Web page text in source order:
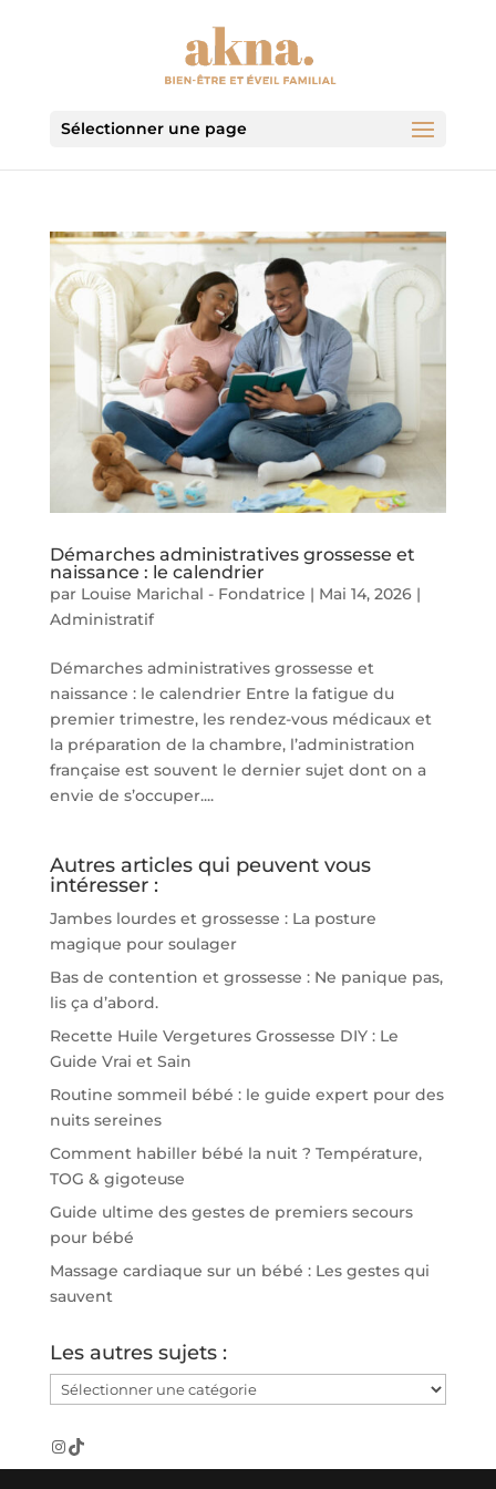
Sélectionner une page
Démarches administratives grossesse et
naissance : le calendrier
par Louise Marichal - Fondatrice | Mai 14, 2026|
Administratif
Démarches administratives grossesse et
naissance : le calendrier Entre la fatigue du
premier trimestre, les rendez-vous médicaux et
la préparation de la chambre, l’administration
française est souvent le dernier sujet dont on a
envie de s’occuper....
Autres articles qui peuvent vous
intéresser :
Jambes lourdes et grossesse : La posture
magique pour soulager
Bas de contention et grossesse : Ne panique pas,
lis ça d’abord.
Recette Huile Vergetures Grossesse DIY : Le
Guide Vrai et Sain
Routine sommeil bébé : le guide expert pour des
nuits sereines
Comment habiller bébé la nuit ? Température,
TOG & gigoteuse
Guide ultime des gestes de premiers secours
pour bébé
Massage cardiaque sur un bébé : Les gestes qui
sauvent
Les autres sujets :
Les
autres
sujets
Instagram
TikTok